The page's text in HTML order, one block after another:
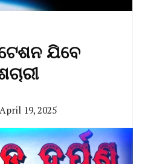
ଯିବେ
April 19, 2025